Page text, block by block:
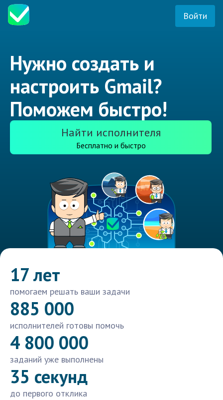
Войти
Нужно создать и
настроить Gmail?
Поможем быстро!
Найти исполнителя
Бесплатно и быстро
17 лет
помогаем решать ваши задачи
885 000
исполнителей готовы помочь
4 800 000
заданий уже выполнены
35 секунд
до первого отклика